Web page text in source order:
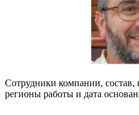
Сотрудники компании, состав,
регионы работы и дата